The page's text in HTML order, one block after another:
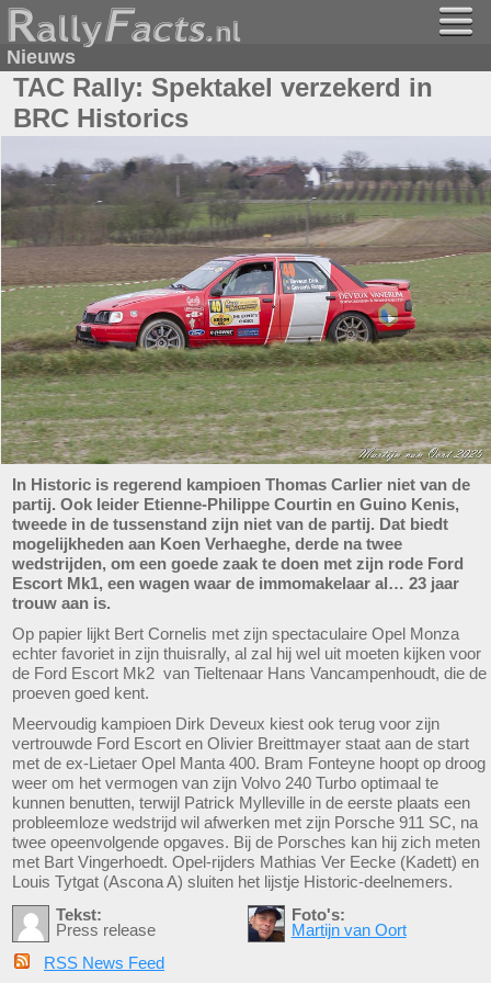
Nieuws
TAC Rally: Spektakel verzekerd in
BRC Historics
In Historic is regerend kampioen Thomas Carlier niet van de
partij. Ook leider Etienne-Philippe Courtin en Guino Kenis,
tweede in de tussenstand zijn niet van de partij. Dat biedt
mogelijkheden aan Koen Verhaeghe, derde na twee
wedstrijden, om een goede zaak te doen met zijn rode Ford
Escort Mk1, een wagen waar de immomakelaar al… 23 jaar
trouw aan is.
Op papier lijkt Bert Cornelis met zijn spectaculaire Opel Monza
echter favoriet in zijn thuisrally, al zal hij wel uit moeten kijken voor
de Ford Escort Mk2 van Tieltenaar Hans Vancampenhoudt, die de
proeven goed kent.
Meervoudig kampioen Dirk Deveux kiest ook terug voor zijn
vertrouwde Ford Escort en Olivier Breittmayer staat aan de start
met de ex-Lietaer Opel Manta 400. Bram Fonteyne hoopt op droog
weer om het vermogen van zijn Volvo 240 Turbo optimaal te
kunnen benutten, terwijl Patrick Mylleville in de eerste plaats een
probleemloze wedstrijd wil afwerken met zijn Porsche 911 SC, na
twee opeenvolgende opgaves. Bij de Porsches kan hij zich meten
met Bart Vingerhoedt. Opel-rijders Mathias Ver Eecke (Kadett) en
Louis Tytgat (Ascona A) sluiten het lijstje Historic-deelnemers.
Tekst:
Press release
Foto's:
Martijn van Oort
RSS News Feed